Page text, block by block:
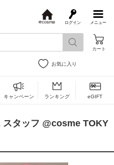
メニュー
ログイン
s
カート
お気に入り
キャンペーン ランキング eGIFT
タッフ @cosme TOKY